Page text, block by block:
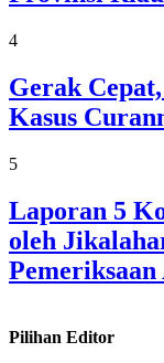
4
Gerak
Kasus
5
Laporan 5
oleh
Pilihan Editor